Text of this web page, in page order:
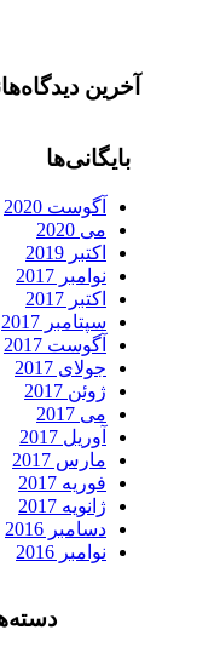
آخرین دیدگاه‌ها
بایگانی‌ها
آگوست 2020
می 2020
اکتبر 2019
نوامبر 2017
اکتبر 2017
سپتامبر 2017
آگوست 2017
جولای 2017
ژوئن 2017
می 2017
آوریل 2017
مارس 2017
فوریه 2017
ژانویه 2017
دسامبر 2016
نوامبر 2016
دسته‌ها